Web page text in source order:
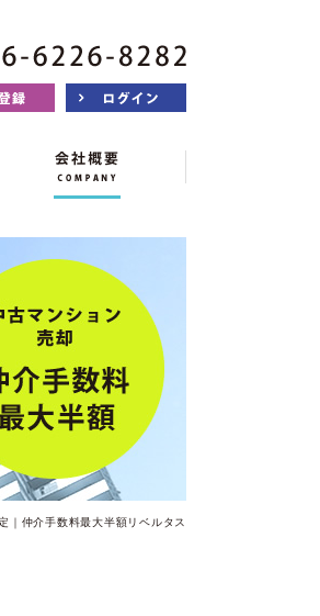
｜仲介手数料最大半額リベルタス